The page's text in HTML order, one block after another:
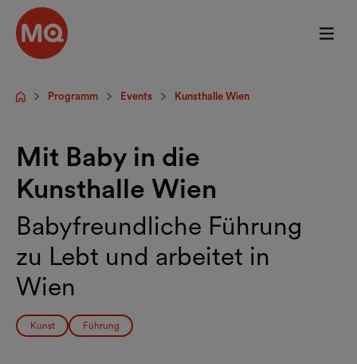
Zum Hauptinhalt springen
StartseiteProgramm Events Kunsthalle Wien
Mit Baby in die
Kunsthalle Wien
Babyfreundliche Führung
zu Lebt und arbeitet in
Wien
Kunst Führung